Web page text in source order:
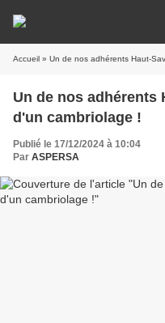
Accueil » Un de nos adhérents Haut-
Un de nos adhérents
d'un cambriolage !
Publié le 17/12/2024 à 10:04
Par ASPERSA